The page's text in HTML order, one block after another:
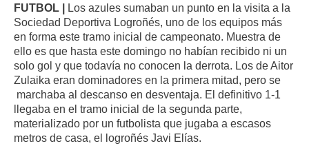
FUTBOL | Los azules sumaban un punto en la visita a la
Sociedad Deportiva Logroñés, uno de los equipos más
en forma este tramo inicial de campeonato. Muestra de
ello es que hasta este domingo no habían recibido ni un
solo gol y que todavía no conocen la derrota. Los de Aitor
Zulaika eran dominadores en la primera mitad, pero se
marchaba al descanso en desventaja. El definitivo 1-1
llegaba en el tramo inicial de la segunda parte,
materializado por un futbolista que jugaba a escasos
metros de casa, el logroñés Javi Elías.